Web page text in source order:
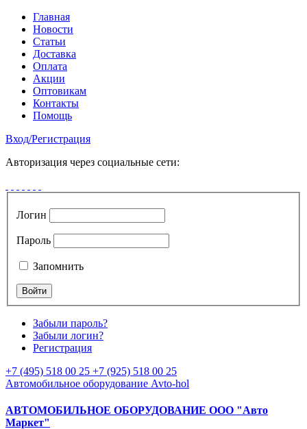
Главная
Новости
Статьи
Доставка
Оплата
Акции
Оптовикам
Контакты
Помощь
Вход/Регистрация
Авторизация через социальные сети:
Логин
Пароль
Запомнить
Забыли пароль?
Забыли логин?
Регистрация
+7 (495) 518 00 25 +7 (925) 518 00 25
Автомобильное оборудование Avto-hol
АВТОМОБИЛЬНОЕ ОБОРУДОВАНИЕ ООО "Авто
Маркет"